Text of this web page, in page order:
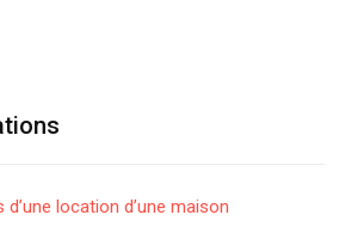
location d’une maison